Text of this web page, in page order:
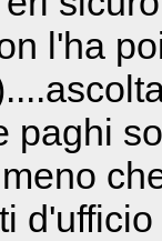
l'ha
paghi
d'ufficio